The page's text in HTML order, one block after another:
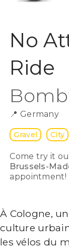
No
Ride
📍 Germany
Gravel City
Come try it
Brussels-
appointment!
À Cologne,
culture
les vélos du